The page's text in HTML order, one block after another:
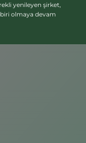
yenileyen şirket,
olmaya devam